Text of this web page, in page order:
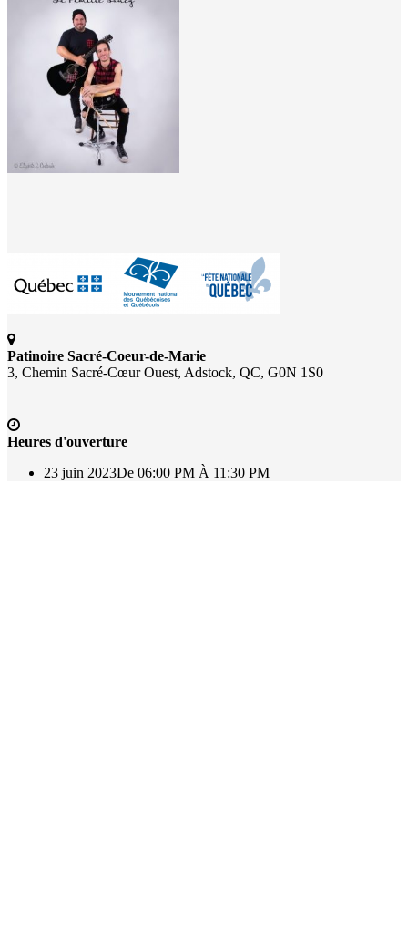
Patinoire Sacré-Coeur-de-Marie
3, Chemin Sacré-Cœur Ouest, Adstock, QC, G0N 1S0
Heures d'ouverture
23 juin 2023De 06:00 PM À 11:30 PM